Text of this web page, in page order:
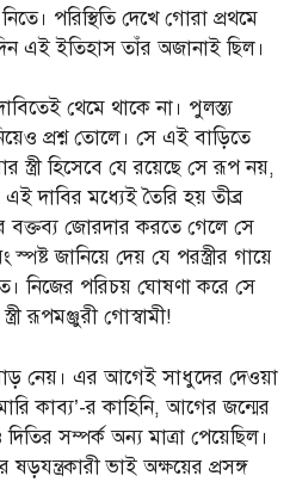
পরিস্থিতি দেখে গোরা প্রথমে
এই ইতিহাস তাঁর অজানাই ছিল।
থেমে থাকে না। পুলস্ত্য
প্রশ্ন তোলে। সে এই বাড়িতে
স্ত্রী হিসেবে যে রয়েছে সে রূপ নয়,
এই দাবির মধ্যেই তৈরি হয় তীব্র
বক্তব্য জোরদার করতে গেলে সে
জানিয়ে দেয় যে পরস্ত্রীর গায়ে
নিজের পরিচয় ঘোষণা করে সে
রূপমঞ্জুরী গোস্বামী!
নেয়। এর আগেই সাধুদের দেওয়া
কাব্য’-র কাহিনি, আগের জন্মের
সম্পর্ক অন্য মাত্রা পেয়েছিল।
ভাই অক্ষয়ের প্রসঙ্গ